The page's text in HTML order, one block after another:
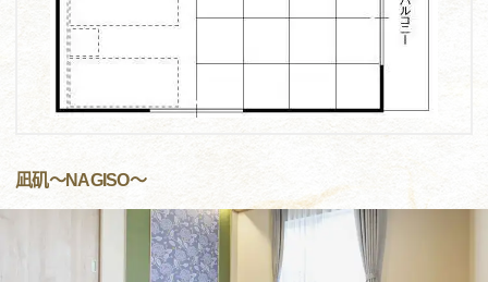
凪矶～NAGISO～